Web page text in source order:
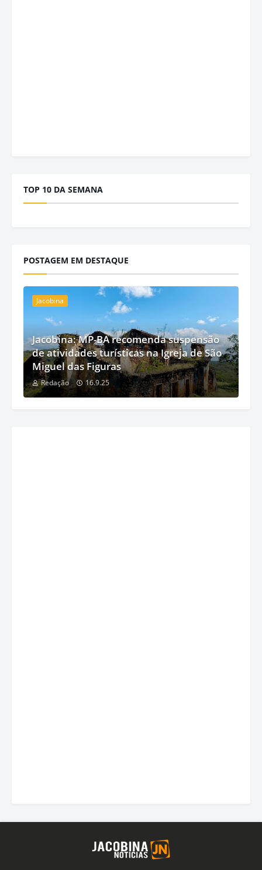
TOP 10 DA SEMANA
POSTAGEM EM DESTAQUE
Jacobina
Jacobina: MP-BA recomenda suspensão
de atividades turísticas na Igreja de São
Miguel das Figuras
Redação 16.9.25